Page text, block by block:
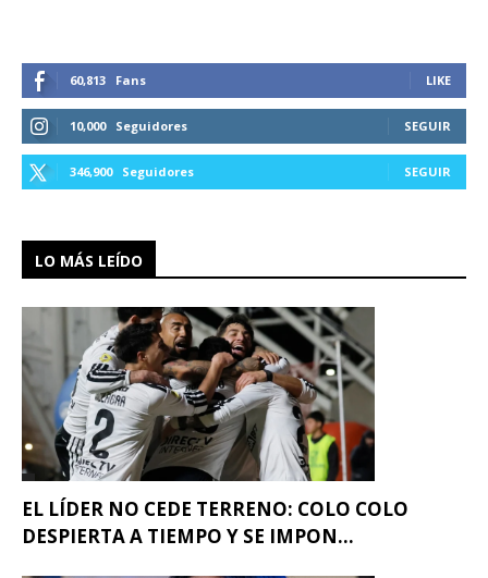
60,813 Fans LIKE
10,000 Seguidores SEGUIR
346,900 Seguidores SEGUIR
LO MÁS LEÍDO
EL LÍDER NO CEDE TERRENO: COLO COLO
DESPIERTA A TIEMPO Y SE IMPON...